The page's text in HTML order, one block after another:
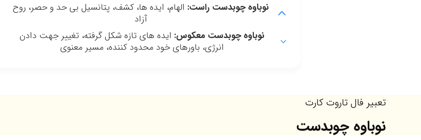
نوباوه چوبدست راست: الهام، ایده ها، کشف، پتانسیل بی حد و حصر، روح
آزاد
نوباوه چوبدست معکوس: ایده های تازه شکل گرفته، تغییر جهت دادن
انرژی، باورهای خود محدود کننده، مسیر معنوی
تعبیر فال تاروت کارت
نوباوه چوبدست